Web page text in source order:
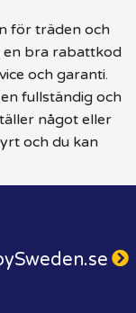
för träden och
en bra rabattkod
och garanti.
fullständig och
något eller
och du kan